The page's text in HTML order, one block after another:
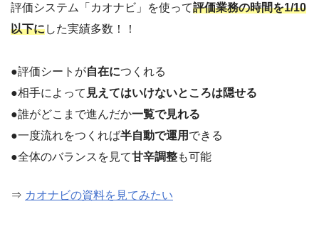
評価システム「カオナビ」を使って評価業務の時間を1/10
以下にした実績多数！！
●評価シートが自在につくれる
●相手によって 見えてはいけないところは隠せる
●誰がどこまで進んだか一覧で見れる
●一度流れをつくれば半自動で運用 できる
●全体のバランスを見て甘辛調整も可能
⇒ カオナビの資料を見てみたい